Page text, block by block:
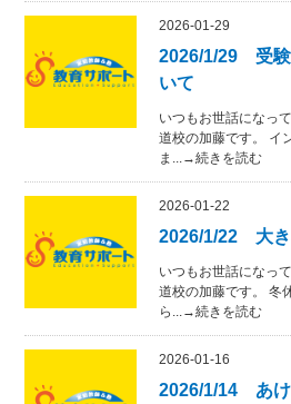
2026-01-29
2026/1/29 受験
いて
いつもお世話になっ
道校の加藤です。 イ
ま...→続きを読む
2026-01-22
2026/1/22 大き
いつもお世話になっ
道校の加藤です。 冬
ら...→続きを読む
2026-01-16
2026/1/14 あけ